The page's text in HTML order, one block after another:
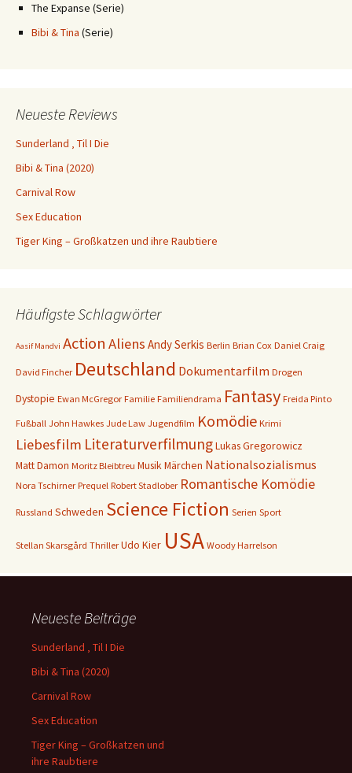
The Expanse (Serie)
Bibi & Tina (Serie)
Neueste Reviews
Sunderland ‚ Til I Die
Bibi & Tina (2020)
Carnival Row
Sex Education
Tiger King – Großkatzen und ihre Raubtiere
Häufigste Schlagwörter
Aasif Mandvi Action Aliens Andy Serkis Berlin Brian Cox Daniel Craig
David Fincher Deutschland Dokumentarfilm Drogen
Dystopie Ewan McGregor Familie Familiendrama Fantasy Freida Pinto
Fußball John Hawkes Jude Law Jugendfilm Komödie Krimi
Liebesfilm LiteraturverfilmungLukas Gregorowicz
Matt Damon Moritz Bleibtreu MusikMärchen Nationalsozialismus
Nora Tschirner Prequel Robert Stadlober Romantische Komödie
Russland Schweden Science Fiction Serien Sport
Stellan Skarsgård Thriller Udo Kier USA Woody Harrelson
Neueste Beiträge
Sunderland ‚ Til I Die
Bibi & Tina (2020)
Carnival Row
Sex Education
Tiger King – Großkatzen und
ihre Raubtiere